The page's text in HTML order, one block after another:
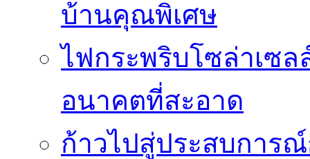
บ้านคุณพิเศษ
ไฟกระพริบโซล่าเซ
อนาคตที่สะอาด
ก้าวไปสู่ประสบการ